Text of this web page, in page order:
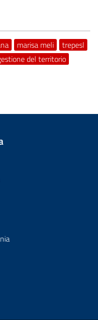
marisa meli
trepesl
del territorio